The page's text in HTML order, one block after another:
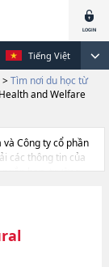
Tiếng Việt
> Tìm nơi du học từ
Health and Welfare
Công ty cổ phần
các thông tin của
hạn, trường
Ngành Health
Systems
học, thông tin liên
tuyển, cở sở